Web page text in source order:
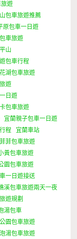
遊
包車旅遊推薦
原包車一日遊
車旅遊
山
包車行程
湖包車旅遊
遊
日遊
包車旅遊
宜蘭親子包車一日遊
程
宜蘭車站
菲包車旅遊
黃包車旅遊
園包車旅遊
一日遊接送
溪包車旅遊兩天一夜
遊規劃
湯包車
園包車旅遊
湯包車旅遊